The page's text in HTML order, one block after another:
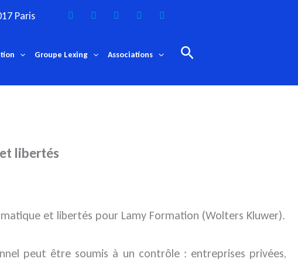
Paris
Groupe Lexing Associations Rechercher
libertés
et libertés pour Lamy Formation (Wolters Kluwer).
peut être soumis à un contrôle : entreprises privées,